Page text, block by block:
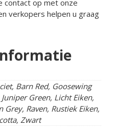
contact op met onze
verkopers helpen u graag
Barn Red, Goosewing
Juniper Green, Licht Eiken,
Grey, Raven, Rustiek Eiken,
Zwart